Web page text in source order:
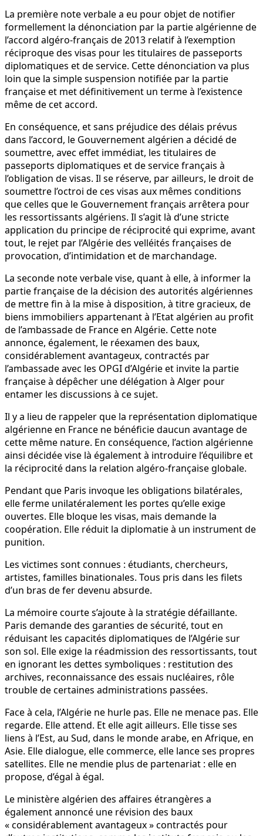
La première note verbale a eu pour objet de notifier
formellement la dénonciation par la partie algérienne de
l’accord algéro-français de 2013 relatif à l’exemption
réciproque des visas pour les titulaires de passeports
diplomatiques et de service. Cette dénonciation va plus
loin que la simple suspension notifiée par la partie
française et met définitivement un terme à l’existence
même de cet accord.
En conséquence, et sans préjudice des délais prévus
dans l’accord, le Gouvernement algérien a décidé de
soumettre, avec effet immédiat, les titulaires de
passeports diplomatiques et de service français à
l’obligation de visas. Il se réserve, par ailleurs, le droit de
soumettre l’octroi de ces visas aux mêmes conditions
que celles que le Gouvernement français arrêtera pour
les ressortissants algériens. Il s’agit là d’une stricte
application du principe de réciprocité qui exprime, avant
tout, le rejet par l’Algérie des velléités françaises de
provocation, d’intimidation et de marchandage.
La seconde note verbale vise, quant à elle, à informer la
partie française de la décision des autorités algériennes
de mettre fin à la mise à disposition, à titre gracieux, de
biens immobiliers appartenant à l’Etat algérien au profit
de l’ambassade de France en Algérie. Cette note
annonce, également, le réexamen des baux,
considérablement avantageux, contractés par
l’ambassade avec les OPGI d’Algérie et invite la partie
française à dépêcher une délégation à Alger pour
entamer les discussions à ce sujet.
Il y a lieu de rappeler que la représentation diplomatique
algérienne en France ne bénéficie daucun avantage de
cette même nature. En conséquence, l’action algérienne
ainsi décidée vise là également à introduire l’équilibre et
la réciprocité dans la relation algéro-française globale.
Pendant que Paris invoque les obligations bilatérales,
elle ferme unilatéralement les portes qu’elle exige
ouvertes. Elle bloque les visas, mais demande la
coopération. Elle réduit la diplomatie à un instrument de
punition.
Les victimes sont connues : étudiants, chercheurs,
artistes, familles binationales. Tous pris dans les filets
d’un bras de fer devenu absurde.
La mémoire courte s’ajoute à la stratégie défaillante.
Paris demande des garanties de sécurité, tout en
réduisant les capacités diplomatiques de l’Algérie sur
son sol. Elle exige la réadmission des ressortissants, tout
en ignorant les dettes symboliques : restitution des
archives, reconnaissance des essais nucléaires, rôle
trouble de certaines administrations passées.
Face à cela, l’Algérie ne hurle pas. Elle ne menace pas. Elle
regarde. Elle attend. Et elle agit ailleurs. Elle tisse ses
liens à l’Est, au Sud, dans le monde arabe, en Afrique, en
Asie. Elle dialogue, elle commerce, elle lance ses propres
satellites. Elle ne mendie plus de partenariat : elle en
propose, d’égal à égal.
Le ministère algérien des affaires étrangères a
également annoncé une révision des baux
« considérablement avantageux » contractés pour